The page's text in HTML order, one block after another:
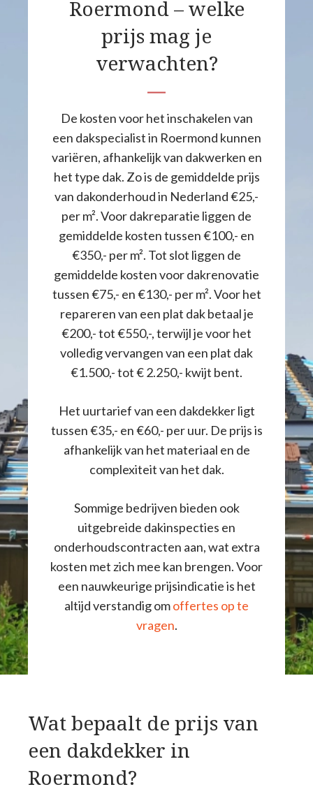
Roermond – welke
prijs mag je
verwachten?
De kosten voor het inschakelen van
een dakspecialist in Roermond kunnen
variëren, afhankelijk van dakwerken en
het type dak. Zo is de gemiddelde prijs
van dakonderhoud in Nederland €25,-
per m². Voor dakreparatie liggen de
gemiddelde kosten tussen €100,- en
€350,- per m². Tot slot liggen de
gemiddelde kosten voor dakrenovatie
tussen €75,- en €130,- per m². Voor het
repareren van een plat dak betaal je
€200,- tot €550,-, terwijl je voor het
volledig vervangen van een plat dak
€1.500,- tot € 2.250,- kwijt bent.
Het uurtarief van een dakdekker ligt
tussen €35,- en €60,- per uur. De prijs is
afhankelijk van het materiaal en de
complexiteit van het dak.
Sommige bedrijven bieden ook
uitgebreide dakinspecties en
onderhoudscontracten aan, wat extra
kosten met zich mee kan brengen. Voor
een nauwkeurige prijsindicatie is het
altijd verstandig omoffertes op te
vragen.
Wat bepaalt de prijs van
een dakdekker in
Roermond?